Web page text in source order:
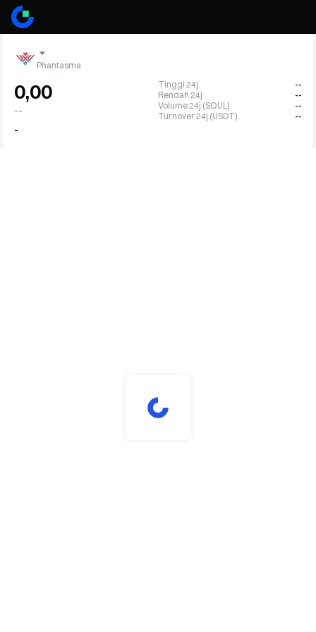
Phantasma
0,00
--
-
Tinggi 24j
--
Rendah 24j
--
Volume 24j (SOUL)
--
Turnover 24j (USDT)
--